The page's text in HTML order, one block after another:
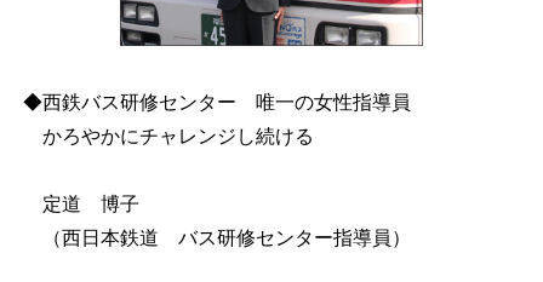
◆西鉄バス研修センター 唯一の女性指導員
かろやかにチャレンジし続ける
定道 博子
（西日本鉄道 バス研修センター指導員）